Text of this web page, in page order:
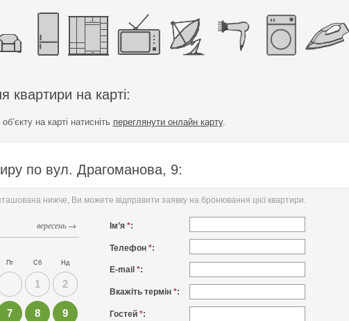
квартири на карті:
на карті натисніть переглянути онлайн карту.
по вул. Драгоманова, 9:
нижче, Ви можете відправити заявку на бронювання цієї квартири.
вересень →
Пт Сб Нд
1 2
7 8 9
Ім’я *:
Телефон *:
E-mail *:
Вкажіть термін *:
Гостей *: